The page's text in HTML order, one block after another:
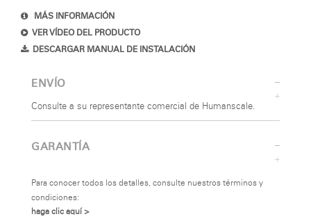
MÁS INFORMACIÓN
VER VÍDEO DEL PRODUCTO
DESCARGAR MANUAL DE INSTALACIÓN
ENVÍO
Consulte a su representante comercial de Humanscale.
GARANTÍA
Para conocer todos los detalles, consulte nuestros términos y
condiciones:
haga clic aquí >